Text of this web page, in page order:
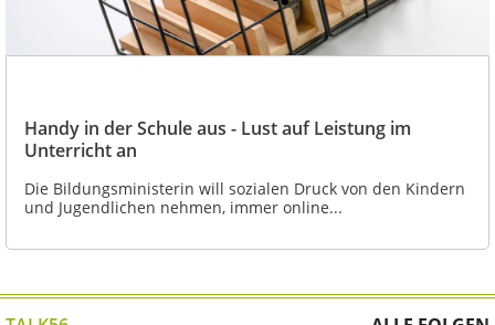
Handy in der Schule aus - Lust auf Leistung im
Unterricht an
Die Bildungsministerin will sozialen Druck von den Kindern
und Jugendlichen nehmen, immer online...